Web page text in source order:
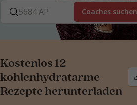
Coaches suchen
Kostenlos 12
kohlenhydratarme
Rezepte herunterladen